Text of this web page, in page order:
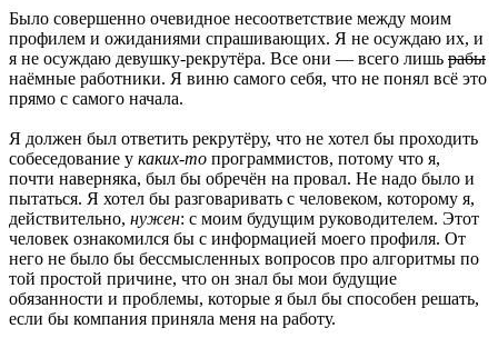
Было совершенно очевидное несоответствие между моим
профилем и ожиданиями спрашивающих. Я не осуждаю их, и
я не осуждаю девушку-рекрутёра. Все они — всего лишь рабы
наёмные работники. Я виню самого себя, что не понял всё это
прямо с самого начала.
Я должен был ответить рекрутёру, что не хотел бы проходить
собеседование у каких-то программистов, потому что я,
почти наверняка, был бы обречён на провал. Не надо было и
пытаться. Я хотел бы разговаривать с человеком, которому я,
действительно, нужен: с моим будущим руководителем. Этот
человек ознакомился бы с информацией моего профиля. От
него не было бы бессмысленных вопросов про алгоритмы по
той простой причине, что он знал бы мои будущие
обязанности и проблемы, которые я был бы способен решать,
если бы компания приняла меня на работу.